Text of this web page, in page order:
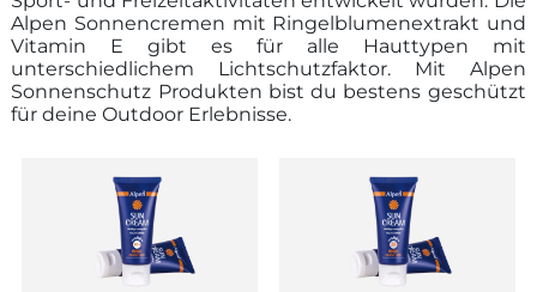
Alpen Sonnencremen mit Ringelblumenextrakt und
Vitamin E gibt es für alle Hauttypen mit
unterschiedlichem Lichtschutzfaktor. Mit Alpen
Sonnenschutz Produkten bist du bestens geschützt
für deine Outdoor Erlebnisse.